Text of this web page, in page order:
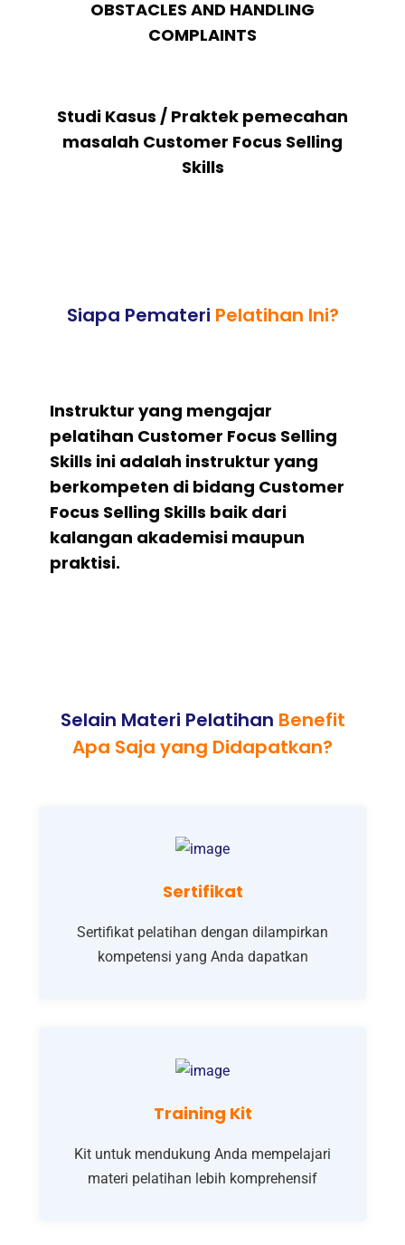
OBSTACLES AND HANDLING
COMPLAINTS
Studi Kasus / Praktek pemecahan
masalah Customer Focus Selling
Skills
Siapa Pemateri Pelatihan Ini?
Instruktur yang mengajar
pelatihan Customer Focus Selling
Skills ini adalah instruktur yang
berkompeten di bidang Customer
Focus Selling Skills baik dari
kalangan akademisi maupun
praktisi.
Selain Materi Pelatihan Benefit
Apa Saja yang Didapatkan?
Sertifikat
Sertifikat pelatihan dengan dilampirkan
kompetensi yang Anda dapatkan
Training Kit
Kit untuk mendukung Anda mempelajari
materi pelatihan lebih komprehensif